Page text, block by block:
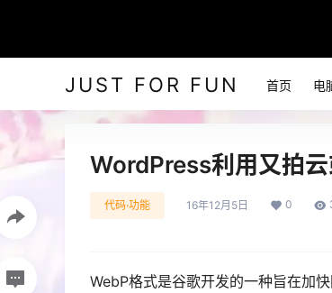
JUST FOR FUN 首页 电
WordPress利用又拍
代码·功能 16年12月5日 0
WebP格式是谷歌开发的一种旨在加